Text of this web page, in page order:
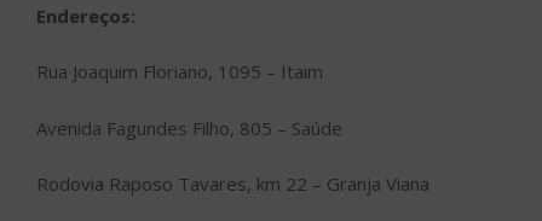
Endereços:
Rua Joaquim Floriano, 1095 – Itaim
Avenida Fagundes Filho, 805 – Saúde
Rodovia Raposo Tavares, km 22 – Granja Viana